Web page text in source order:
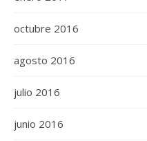
octubre 2016
agosto 2016
julio 2016
junio 2016